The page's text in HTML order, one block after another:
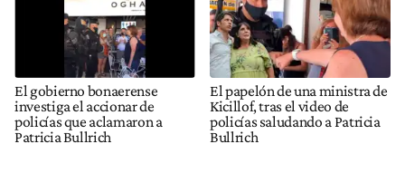
El gobierno bonaerense
investiga el accionar de
policías que aclamaron a
Patricia Bullrich
El papelón de una ministra de
Kicillof, tras el video de
policías saludando a Patricia
Bullrich